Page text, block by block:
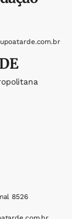
8526